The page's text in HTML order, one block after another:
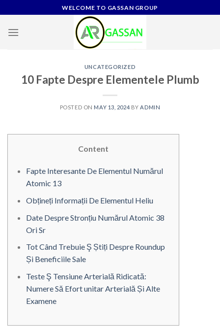
to
content
WELCOME TO GASSAN GROUP
UNCATEGORIZED
10 Fapte Despre Elementele Plumb
POSTED ON MAY 13, 2024 BY ADMIN
Content
Fapte Interesante De Elementul Numărul
Atomic 13
Obțineți Informații De Elementul Heliu
Date Despre Stronțiu Numărul Atomic 38
Ori Sr
Tot Când Trebuie Ş Știți Despre Roundup
Și Beneficiile Sale
Teste Ş Tensiune Arterială Ridicată:
Numere Să Efort unitar Arterială Și Alte
Examene